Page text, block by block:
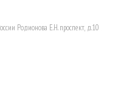
Родионова Е.Н. проспект, д.10